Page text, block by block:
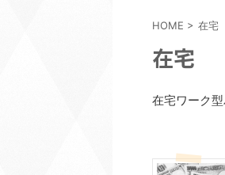
HOME > 在宅
在宅
在宅ワーク